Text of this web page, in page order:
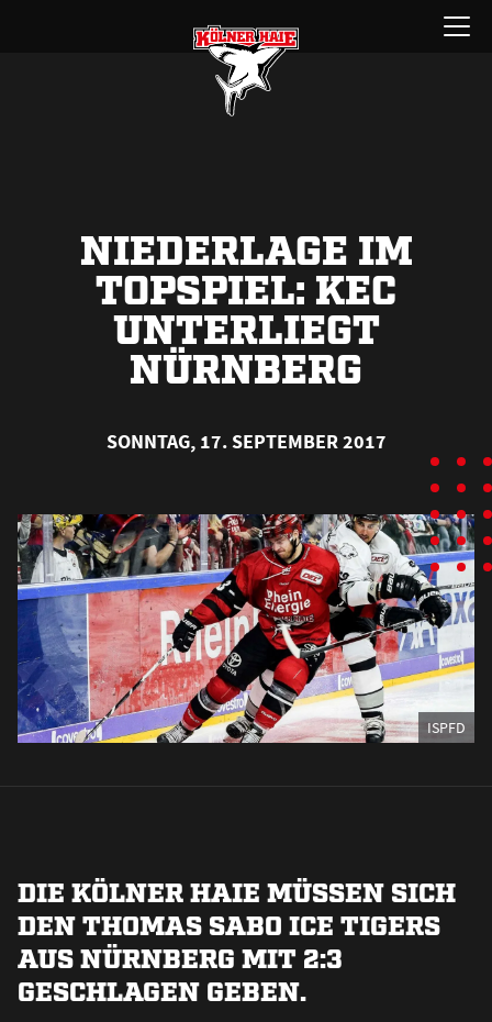
Menü
öffnen
NIEDERLAGE IM
TOPSPIEL: KEC
UNTERLIEGT
NÜRNBERG
SONNTAG, 17. SEPTEMBER 2017
ISPFD
DIE KÖLNER HAIE MÜSSEN SICH
DEN THOMAS SABO ICE TIGERS
AUS NÜRNBERG MIT 2:3
GESCHLAGEN GEBEN.